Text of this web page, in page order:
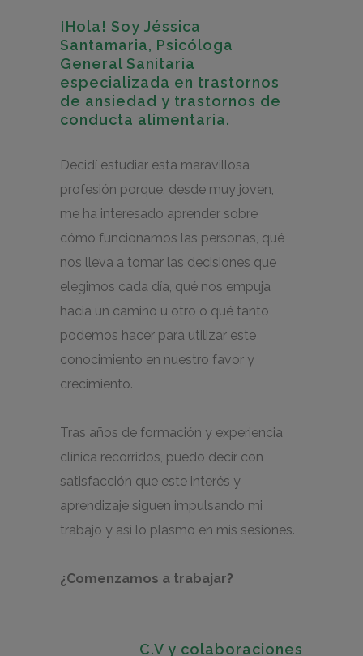
¡Hola! Soy Jéssica
Santamaria, Psicóloga
General Sanitaria
especializada en trastornos
de ansiedad y trastornos de
conducta alimentaria.
Decidí estudiar esta maravillosa
profesión porque, desde muy joven,
me ha interesado aprender sobre
cómo funcionamos las personas, qué
nos lleva a tomar las decisiones que
elegimos cada día, qué nos empuja
hacia un camino u otro o qué tanto
podemos hacer para utilizar este
conocimiento en nuestro favor y
crecimiento.
Tras años de formación y experiencia
clínica recorridos, puedo decir con
satisfacción que este interés y
aprendizaje siguen impulsando mi
trabajo y así lo plasmo en mis sesiones.
¿Comenzamos a trabajar?
C.V y colaboraciones